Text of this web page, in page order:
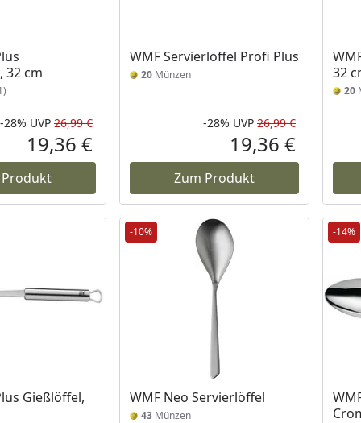
32 cm
Rabatt in Prozent
-28%
Ursprünglicher Preis
UVP 26,99 €
Aktueller Preis
19,36 €
WMF Servierlöffel Profi Plus
20 Münzen
Rabatt in
-28% UVP 26,99 €
Aktueller
19,36 €
Zum Produkt
32
20
Gießlöffel,
-10%
WMF Neo Servierlöffel
43 Münzen
-14%